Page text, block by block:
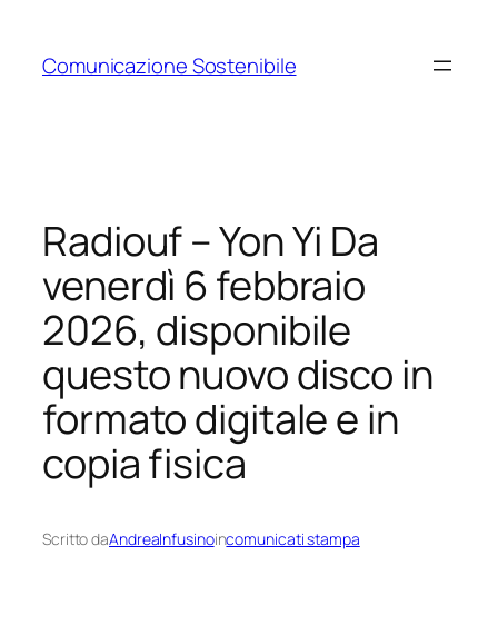
contenuto
Comunicazione Sostenibile
Radiouf – Yon Yi Da
venerdì 6 febbraio
2026, disponibile
questo nuovo disco in
formato digitale e in
copia fisica
Scritto daAndreaInfusinoincomunicati stampa